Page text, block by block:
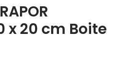
x 20 cm Boite